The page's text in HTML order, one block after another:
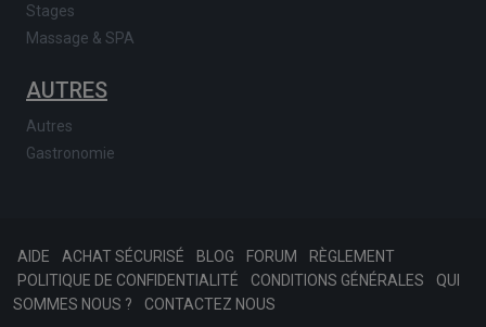
Stages
Massage & SPA
AUTRES
Autres
Gastronomie
AIDE ACHAT SÉCURISÉ BLOG FORUM
RÈGLEMENT
POLITIQUE DE CONFIDENTIALITÉ
CONDITIONS GÉNÉRALES
QUI
SOMMES NOUS ?
CONTACTEZ NOUS